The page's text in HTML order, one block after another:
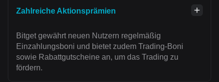
Zahlreiche Aktionsprämien
Bitget gewährt neuen Nutzern regelmäßig
Einzahlungsboni und bietet zudem Trading-Boni
sowie Rabattgutscheine an, um das Trading zu
fördern.